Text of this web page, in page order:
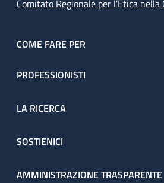
Comitato Regionale per l’Etica nella
COME FARE PER
PROFESSIONISTI
LA RICERCA
SOSTIENICI
AMMINISTRAZIONE TRASPARENTE